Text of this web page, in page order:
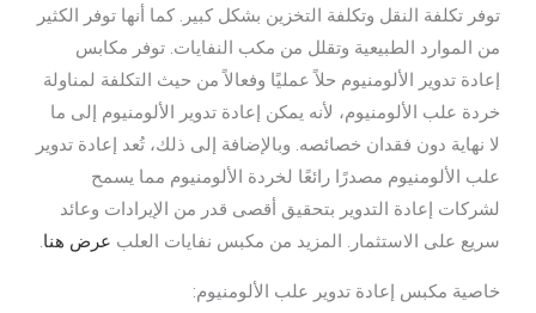
توفر تكلفة النقل وتكلفة التخزين بشكل كبير. كما أنها توفر الكثير
من الموارد الطبيعية وتقلل من مكب النفايات. توفر مكابس
إعادة تدوير الألومنيوم حلاً عمليًا وفعالاً من حيث التكلفة لمناولة
خردة علب الألومنيوم، لأنه يمكن إعادة تدوير الألومنيوم إلى ما
لا نهاية دون فقدان خصائصه. وبالإضافة إلى ذلك، تُعد إعادة تدوير
علب الألومنيوم مصدرًا رائعًا لخردة الألومنيوم مما يسمح
لشركات إعادة التدوير بتحقيق أقصى قدر من الإيرادات وعائد
سريع على الاستثمار. المزيد من مكبس نفايات العلبعرض هنا .
خاصية مكبس إعادة تدوير علب الألومنيوم: